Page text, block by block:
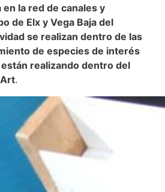
la red de canales y
de Elx y Vega Baja del
se realizan dentro de las
de especies de interés
realizando dentro del
.